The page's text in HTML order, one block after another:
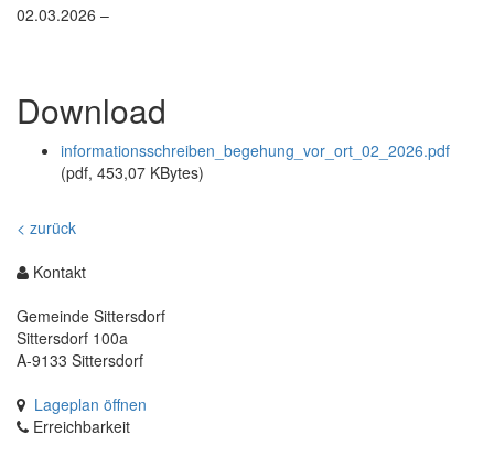
02.03.2026 –
Download
informationsschreiben_begehung_vor_ort_02_2026.pdf
(pdf, 453,07 KBytes)
< zurück
Kontakt
Gemeinde Sittersdorf
Sittersdorf 100a
A-9133 Sittersdorf
Lageplan öffnen
Erreichbarkeit